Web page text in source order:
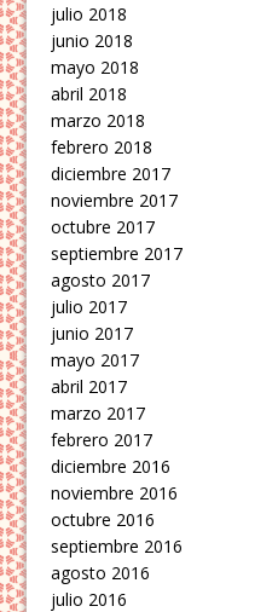
julio 2018
junio 2018
mayo 2018
abril 2018
marzo 2018
febrero 2018
diciembre 2017
noviembre 2017
octubre 2017
septiembre 2017
agosto 2017
julio 2017
junio 2017
mayo 2017
abril 2017
marzo 2017
febrero 2017
diciembre 2016
noviembre 2016
octubre 2016
septiembre 2016
agosto 2016
julio 2016